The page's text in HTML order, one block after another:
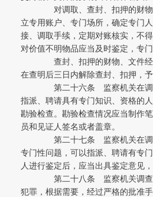
对调取、查封、扣押的财物
立专用账户、专门场所，确定专门
接、调取手续，定期对账核实，不
对价值不明物品应当及时鉴定，专门
查封、扣押的财物、文件经
在查明后三日内解除查封、扣押，予
第二十六条 监察机关在调
指派、聘请具有专门知识、资格的
勘验检查。勘验检查情况应当制作
员和见证人签名或者盖章。
第二十七条 监察机关在调
专门性问题，可以指派、聘请有专
人进行鉴定后，应当出具鉴定意见，
第二十八条 监察机关调查
犯罪，根据需要，经过严格的批准